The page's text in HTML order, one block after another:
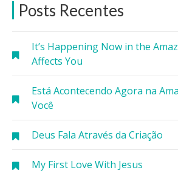
Posts Recentes
It’s Happening Now in the
Affects You
Está Acontecendo Agora na
Você
Deus Fala Através da Criação
My First Love With Jesus